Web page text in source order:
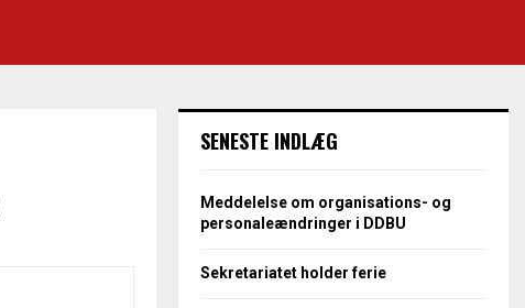
SENESTE INDLÆG
Meddelelse om organisations- og
personaleændringer i DDBU
Sekretariatet holder ferie